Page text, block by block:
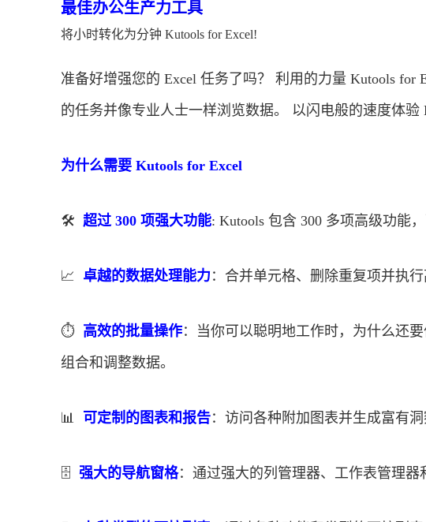
最佳办公生产力工具
将小时转化为分钟 Kutools for Excel!
准备好增强您的 Excel 任务了吗？ 利用的力量 Kutools for
的任务并像专业人士一样浏览数据。 以闪电般的速度体验
为什么需要 Kutools for Excel
🛠️ 超过 300 项强大功能: Kutools 包含 300 多项高级功能
📈 卓越的数据处理能力 ：合并单元格、删除重复项并执
⏱️ 高效的批量操作：当你可以聪明地工作时，为什么还
组合和调整数据。
📊 可定制的图表和报告：访问各种附加图表并生成富有洞
🗄️ 强大的导航窗格：通过强大的列管理器、工作表管理器